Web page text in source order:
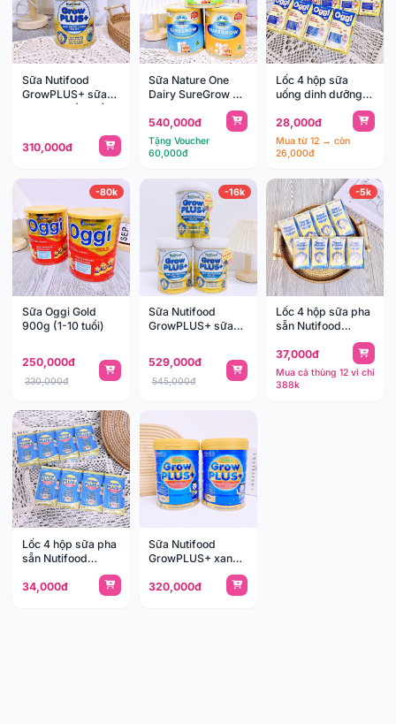
Sữa Nutifood
GrowPLUS+ sữa
non 400g (0-1y)
310,000đ
Sữa Nature One
Dairy SureGrow Úc
540,000đ
Tặng Voucher
60,000đ
Lốc 4 hộp sữa
uống dinh dưỡng
Oggi BA 110ml
(1y+)
28,000đ
Mua từ 12 → còn
26,000đ
-80k
Sữa Oggi Gold
900g (1-10 tuổi)
250,000đ
330,000đ
-16k
Sữa Nutifood
GrowPLUS+ sữa
529,000đ
545,000đ
-5k
Lốc 4 hộp sữa pha
sẵn Nutifood
GrowPLUS+ sữa
non
37,000đ
Mua cả thùng 12 vỉ chỉ
388k
Lốc 4 hộp sữa pha
sẵn Nutifood
GrowPLUS+ xanh
110ml (>1y)
34,000đ
Sữa Nutifood
GrowPLUS+ xanh
320,000đ